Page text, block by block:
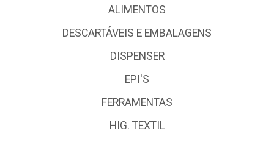
ALIMENTOS
DESCARTÁVEIS E EMBALAGENS
DISPENSER
EPI'S
FERRAMENTAS
HIG. TEXTIL